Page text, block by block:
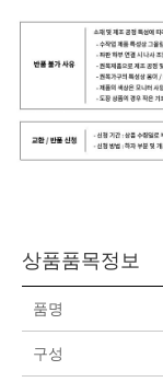
상품품목정보
품명
구성